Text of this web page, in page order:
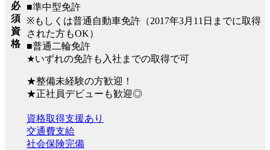
必
須
資
格
■準中型免許
※もしくは普通自動車免許（2017年3月11日までに取得
された方もOK）
■普通二輪免許
★いずれの免許も入社までの取得で可
★整備未経験の方歓迎！
★正社員デビューも歓迎◎
資格取得支援あり
交通費支給
社会保険完備